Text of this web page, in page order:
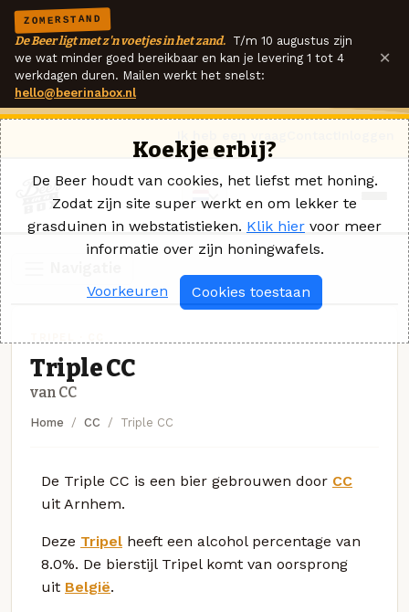
ZOMERSTAND
De Beer ligt met z'n voetjes in het zand. T/m 10 augustus zijn
we wat minder goed bereikbaar en kan je levering 1 tot 4
werkdagen duren. Mailen werkt het snelst:
hello@beerinabox.nl
×
Triple CC
van CC
Home CC Triple CC
De Triple CC is een bier gebrouwen door CC
uit Arnhem.
Deze Tripel heeft een alcohol percentage van
8.0%. De bierstijl Tripel komt van oorsprong
uit België.
Koekje erbij?
De Beer houdt van cookies, het liefst met honing.
Zodat zijn site super werkt en om lekker te
grasduinen in webstatistieken. Klik hier voor meer
informatie over zijn honingwafels.
Voorkeuren Cookies toestaan